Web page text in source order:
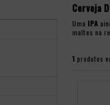
Cerveja
Uma IPA
maltes na
1 produtos